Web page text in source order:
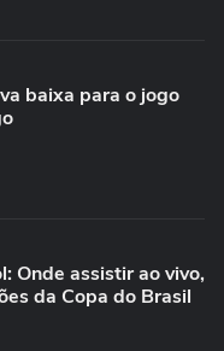
baixa para o jogo
Onde assistir ao vivo,
da Copa do Brasil